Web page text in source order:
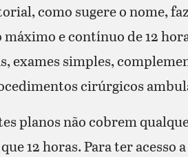
como sugere o nome,
e contínuo de 12
exames simples,
cirúrgicos
planos não cobrem
12 horas. Para ter